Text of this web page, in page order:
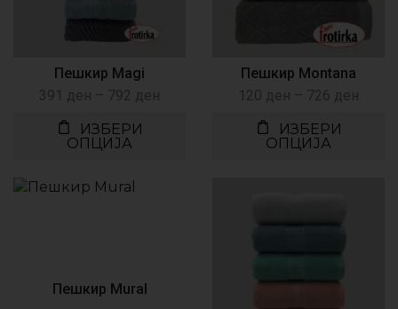
Пешкир Magi
391 ден – 792 ден
ИЗБЕРИ
ОПЦИЈА
Пешкир Montana
120 ден – 726 ден
ИЗБЕРИ
ОПЦИЈА
Пешкир Mural